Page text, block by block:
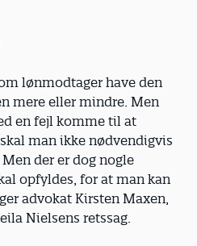
lønmodtager have den
mere eller mindre. Men
en fejl komme til at
man ikke nødvendigvis
der er dog nogle
opfyldes, for at man kan
advokat Kirsten Maxen,
Nielsens retssag.